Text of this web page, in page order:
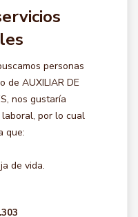
personas
de AUXILIAR DE
nos gustaría
por lo cual
que:
de vida.